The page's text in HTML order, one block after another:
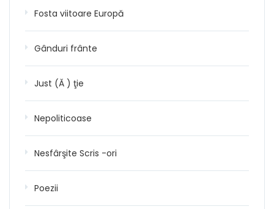
Fosta viitoare Europă
Gânduri frânte
Just (Ă ) ţie
Nepoliticoase
Nesfârşite Scris -ori
Poezii